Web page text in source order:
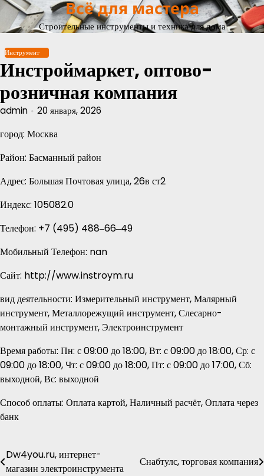
Перейти
содержимому
Всё для мастера
Строительные инструменты и техника для дома
Инструмент
Инстроймаркет, оптово-
розничная компания
admin 20 января, 2026
город: Москва
Район: Басманный район
Адрес: Большая Почтовая улица, 26в ст2
Индекс: 105082.0
Телефон: +7 (495) 488‒66‒49
Мобильный Телефон: nan
Сайт: http://www.instroym.ru
вид деятельности: Измерительный инструмент, Малярный
инструмент, Металлорежущий инструмент, Слесарно-
монтажный инструмент, Электроинструмент
Время работы: Пн: с 09:00 до 18:00, Вт: с 09:00 до 18:00, Ср: с
09:00 до 18:00, Чт: с 09:00 до 18:00, Пт: с 09:00 до 17:00, Сб:
выходной, Вс: выходной
Способ оплаты: Оплата картой, Наличный расчёт, Оплата через
банк
Навигация
Dw4you.ru, интернет-
магазин электроинструмента
Снабтулс, торговая компания